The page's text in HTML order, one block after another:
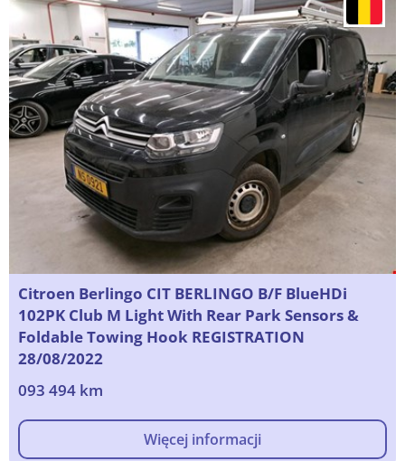
Citroen Berlingo CIT BERLINGO B/F BlueHDi
102PK Club M Light With Rear Park Sensors &
Foldable Towing Hook REGISTRATION
28/08/2022
093 494 km
Więcej informacji